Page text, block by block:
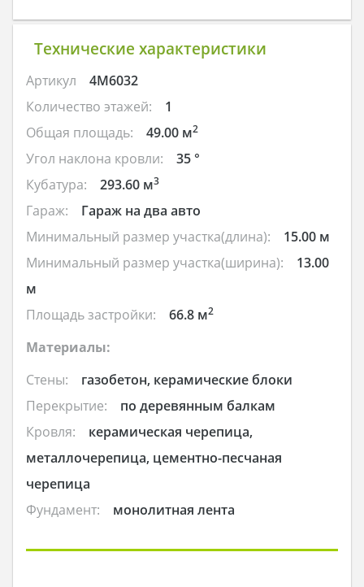
Технические характеристики
Артикул
4M6032
Количество этажей:
1
Общая площадь:
49.00 м2
Угол наклона кровли:
35 °
Кубатура:
293.60 м3
Гараж:
Гараж на два авто
Минимальный размер участка(длина):
15.00 м
Минимальный размер участка(ширина):
13.00
м
Площадь застройки:
66.8 м2
Материалы:
Стены:
газобетон, керамические блоки
Перекрытие:
по деревянным балкам
Кровля:
керамическая черепица,
металлочерепица, цементно-песчаная
черепица
Фундамент:
монолитная лента